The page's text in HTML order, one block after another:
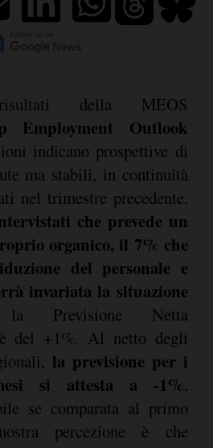
della MEOS
Employment Outlook
indicano prospettive di
ma stabili, in continuità
nel trimestre precedente.
che prevede un
organico, il 7% che
del personale e
invariata la situazione
Previsione Netta
è del +1%. Al netto degli
la previsione per i
si attesta a -1%,
se comparata al primo
percezione è che